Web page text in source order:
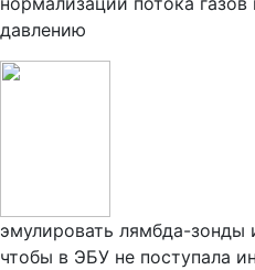
давлению
эмулировать лямбда-зонды
чтобы в ЭБУ не поступала